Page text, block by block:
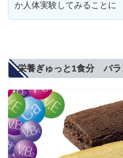
か人体実験してみることに
栄養ぎゅっと1食分 バ